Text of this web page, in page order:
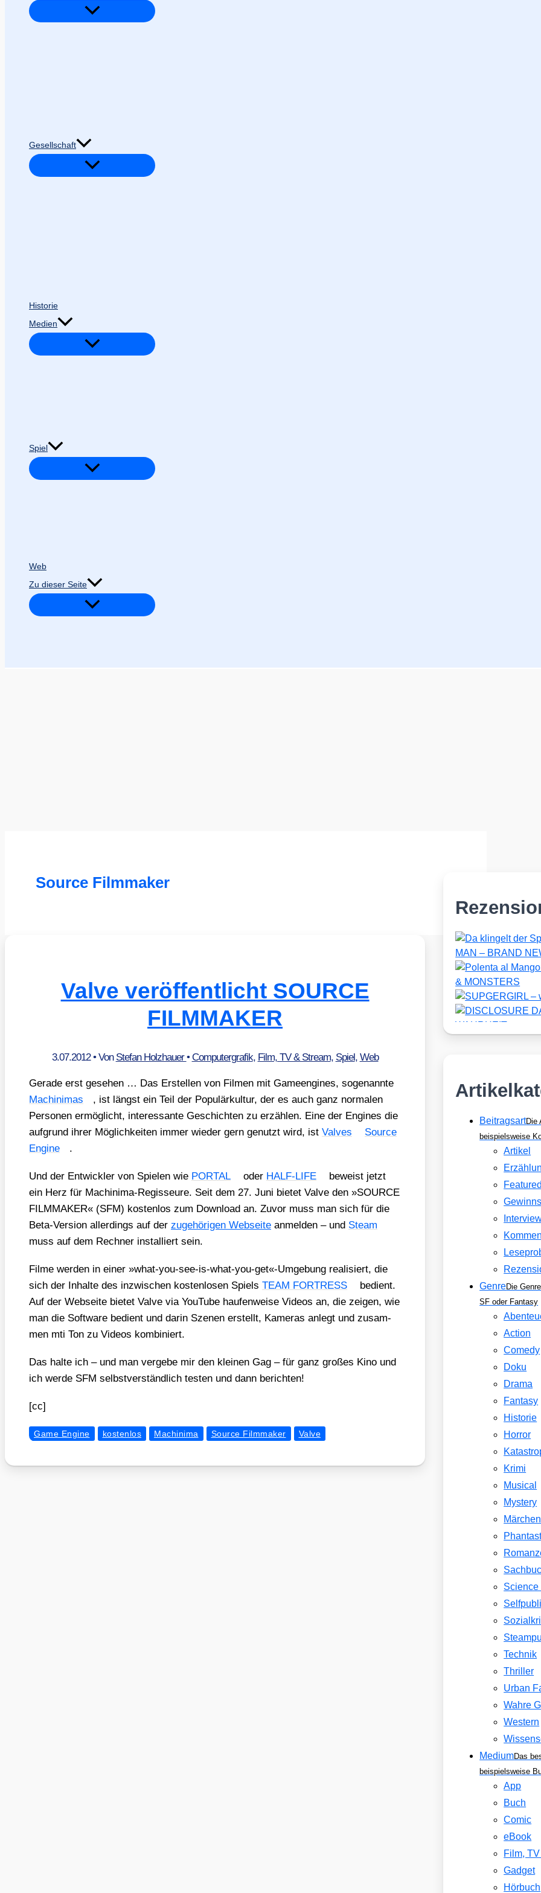
Gesellschaft
Historie
Medien
Spiel
Web
Zu dieser Seite
Source Filmmaker
Valve veröffentlicht SOURCE
FILMMAKER
3.07.2012• Von Stefan Holzhauer•Computergrafik, Film, TV & Stream, Spiel, Web
Gera­de erst gese­hen … Das Erstel­len von Fil­men mit Gameen­gi­nes, soge­nann­te
Machi­ni­mas
, ist längst ein Teil der Popu­lär­kul­tur, der es auch ganz nor­ma­len
Per­so­nen ermög­licht, inter­es­san­te Geschich­ten zu erzäh­len. Eine der Engi­nes die
auf­grund ihrer Mög­lich­kei­ten immer wie­der gern genutzt wird, ist Val­ves
Source
Engi­ne
.
Und der Ent­wick­ler von Spie­len wie PORTAL oder HALF-LIFE
beweist jetzt
ein Herz für Machi­ni­ma-Regis­seu­re. Seit dem 27. Juni bie­tet Val­ve den »SOURCE
FILMMAKER« (SFM) kos­ten­los zum Down­load an. Zuvor muss man sich für die
Beta-Ver­si­on aller­dings auf der zuge­hö­ri­gen Web­sei­te anmel­den – und Steam
muss auf dem Rech­ner instal­liert sein.
Fil­me wer­den in einer »what-you-see-is-what-you-get«-Umgebung rea­li­siert, die
sich der Inhal­te des inzwi­schen kos­ten­lo­sen Spiels TEAM FORTRESS
bedient.
Auf der Web­sei­te bie­tet Val­ve via You­Tube hau­fen­wei­se Vide­os an, die zei­gen, wie
man die Soft­ware bedient und dar­in Sze­nen erstellt, Kame­ras anlegt und zusam­
men mti Ton zu Vide­os kom­bi­niert.
Das hal­te ich – und man ver­ge­be mir den klei­nen Gag – für ganz gro­ßes Kino und
ich wer­de SFM selbst­ver­ständ­lich tes­ten und dann berich­ten!
[cc]
Game Engine kostenlos Machinima Source Filmmaker Valve
BeitragsartDie
beispielsweise
Artikel
GenreDie
SF oder Fantasy
Action
Comedy
Doku
Drama
Fantasy
Historie
Horror
Krimi
Musical
Mystery
Märchen
Science
Technik
Thriller
Urban
Wahre
Western
MediumDas
beispielsweise
App
Buch
Comic
eBook
Film,
Gadget
Hörbuch